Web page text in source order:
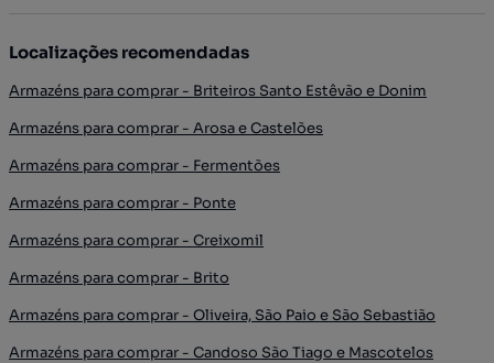
Localizações recomendadas
Armazéns para comprar - Briteiros Santo Estêvão e Donim
Armazéns para comprar - Arosa e Castelões
Armazéns para comprar - Fermentões
Armazéns para comprar - Ponte
Armazéns para comprar - Creixomil
Armazéns para comprar - Brito
Armazéns para comprar - Oliveira, São Paio e São Sebastião
Armazéns para comprar - Candoso São Tiago e Mascotelos